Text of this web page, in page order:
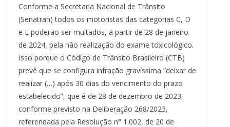
Conforme a Secretaria Nacional de Trânsito
(Senatran) todos os motoristas das categorias C, D
e E poderão ser multados, a partir de 28 de janeiro
de 2024, pela não realização do exame toxicológico.
Isso porque o Código de Trânsito Brasileiro (CTB)
prevê que se configura infração gravíssima “deixar de
realizar (…) após 30 dias do vencimento do prazo
estabelecido”, que é de 28 de dezembro de 2023,
conforme previsto na Deliberação 268/2023,
referendada pela Resolução n° 1.002, de 20 de